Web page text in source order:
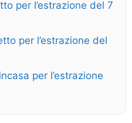
per l’estrazione del 7
per l’estrazione del
per l’estrazione